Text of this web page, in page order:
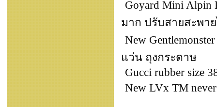
Goyard Mini Alpin
มาก ปรับสายสะพา
New
แว่น ถุงกระดาษ
Gucci rubber size
New LVx TM